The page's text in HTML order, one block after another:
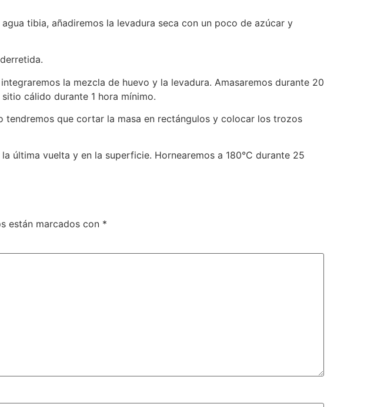
tibia, añadiremos la levadura seca con un poco de azúcar y
la mezcla de huevo y la levadura. Amasaremos durante 20
cálido durante 1 hora mínimo.
que cortar la masa en rectángulos y colocar los trozos
última vuelta y en la superficie. Hornearemos a 180°C durante 25
están marcados con *